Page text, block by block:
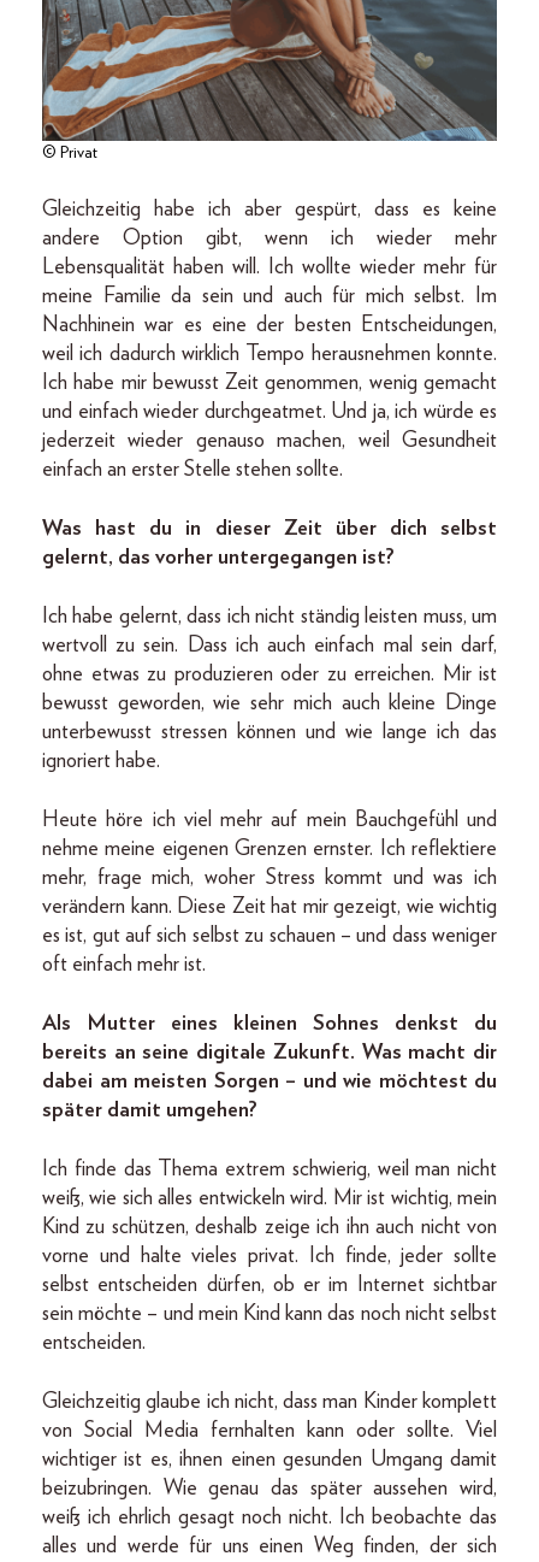
© Privat
Gleichzeitig habe ich aber gespürt, dass es keine
andere Option gibt, wenn ich wieder mehr
Lebensqualität haben will. Ich wollte wieder mehr für
meine Familie da sein und auch für mich selbst. Im
Nachhinein war es eine der besten Entscheidungen,
weil ich dadurch wirklich Tempo herausnehmen konnte.
Ich habe mir bewusst Zeit genommen, wenig gemacht
und einfach wieder durchgeatmet. Und ja, ich würde es
jederzeit wieder genauso machen, weil Gesundheit
einfach an erster Stelle stehen sollte.
Was hast du in dieser Zeit über dich selbst
gelernt, das vorher untergegangen ist?
Ich habe gelernt, dass ich nicht ständig leisten muss, um
wertvoll zu sein. Dass ich auch einfach mal sein darf,
ohne etwas zu produzieren oder zu erreichen. Mir ist
bewusst geworden, wie sehr mich auch kleine Dinge
unterbewusst stressen können und wie lange ich das
ignoriert habe.
Heute höre ich viel mehr auf mein Bauchgefühl und
nehme meine eigenen Grenzen ernster. Ich reflektiere
mehr, frage mich, woher Stress kommt und was ich
verändern kann. Diese Zeit hat mir gezeigt, wie wichtig
es ist, gut auf sich selbst zu schauen – und dass weniger
oft einfach mehr ist.
Als Mutter eines kleinen Sohnes denkst du
bereits an seine digitale Zukunft. Was macht dir
dabei am meisten Sorgen – und wie möchtest du
später damit umgehen?
Ich finde das Thema extrem schwierig, weil man nicht
weiß, wie sich alles entwickeln wird. Mir ist wichtig, mein
Kind zu schützen, deshalb zeige ich ihn auch nicht von
vorne und halte vieles privat. Ich finde, jeder sollte
selbst entscheiden dürfen, ob er im Internet sichtbar
sein möchte – und mein Kind kann das noch nicht selbst
entscheiden.
Gleichzeitig glaube ich nicht, dass man Kinder komplett
von Social Media fernhalten kann oder sollte. Viel
wichtiger ist es, ihnen einen gesunden Umgang damit
beizubringen. Wie genau das später aussehen wird,
weiß ich ehrlich gesagt noch nicht. Ich beobachte das
alles und werde für uns einen Weg finden, der sich